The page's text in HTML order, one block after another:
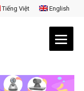
Tiếng Việt English